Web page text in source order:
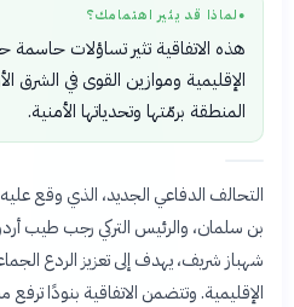
● لماذا قد يثير اهتمامك؟
هذه الاتفاقية تثير تساؤلات
الإقليمية وموازين القوى في الشرق
المنطقة برمّتها وتحدياتها الأمنية.
التحالف الدفاعي الجديد، الذي وقع
بن سلمان، والرئيس التركي رجب طيب
شهباز شريف، يهدف إلى تعزيز الردع
الإقليمية. وتتضمن الاتفاقية بنودًا